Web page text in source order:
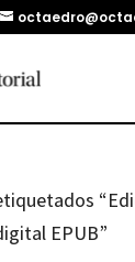
EPUB”